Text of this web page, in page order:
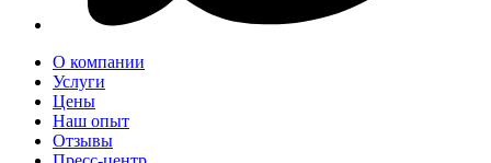
О компании
Услуги
Цены
Наш опыт
Отзывы